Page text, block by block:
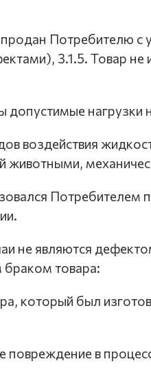
Потребителю с
3.1.5. Товар не
допустимые
воздействия
животными,
не являются
товара:
который был
повреждение в